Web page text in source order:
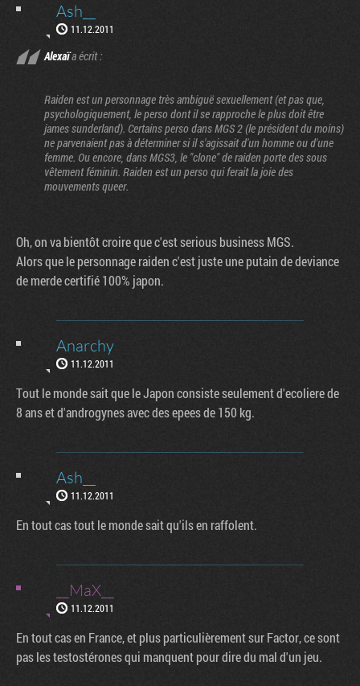
Ash__
11.12.2011
Alexaïa écrit :
Raiden est un personnage très ambiguë sexuellement (et pas que,
psychologiquement, le perso dont il se rapproche le plus doit être
james sunderland). Certains perso dans MGS 2 (le président du moins)
ne parvenaient pas à déterminer si il s'agissait d'un homme ou d'une
femme. Ou encore, dans MGS3, le "clone" de raiden porte des sous
vêtement féminin. Raiden est un perso qui ferait la joie des
mouvements queer.
Oh, on va bientôt croire que c'est serious business MGS.
Alors que le personnage raiden c'est juste une putain de deviance
de merde certifié 100% japon.
Anarchy
11.12.2011
Tout le monde sait que le Japon consiste seulement d'ecoliere de
8 ans et d'androgynes avec des epees de 150 kg.
Ash__
11.12.2011
En tout cas tout le monde sait qu'ils en raffolent.
__MaX__
11.12.2011
En tout cas en France, et plus particulièrement sur Factor, ce sont
pas les testostérones qui manquent pour dire du mal d'un jeu.